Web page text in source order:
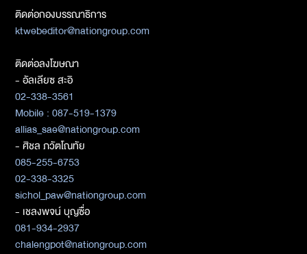
ติดต่อกองบรรณาธิการ
ktwebeditor@nationgroup.com
ติดต่อลงโฆษณา
- อัลเลียซ สะอิ
02-338-3561
Mobile : 087-519-1379
allias_sae@nationgroup.com
- ศิชล ภวัตโณทัย
085-255-6753
02-338-3325
sichol_paw@nationgroup.com
- เชลงพจน์ บุญซื่อ
081-934-2937
chalengpot@nationgroup.com